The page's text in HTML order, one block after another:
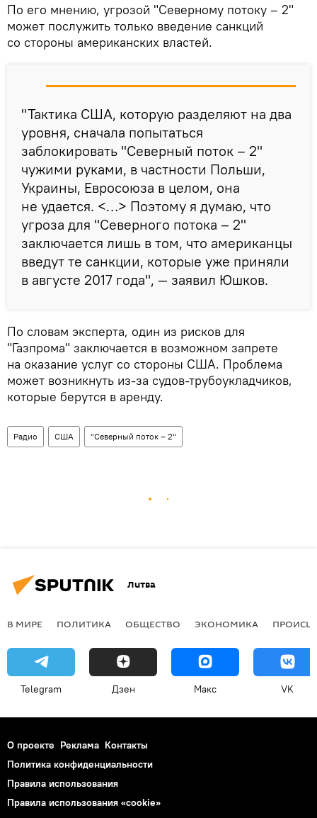
По его мнению, угрозой "Северному потоку – 2"
может послужить только введение санкций
со стороны американских властей.
"Тактика США, которую разделяют на два
уровня, сначала попытаться
заблокировать "Северный поток – 2"
чужими руками, в частности Польши,
Украины, Евросоюза в целом, она
не удается. <…> Поэтому я думаю, что
угроза для "Северного потока – 2"
заключается лишь в том, что американцы
введут те санкции, которые уже приняли
в августе 2017 года", — заявил Юшков.
По словам эксперта, один из рисков для
"Газпрома" заключается в возможном запрете
на оказание услуг со стороны США. Проблема
может возникнуть из-за судов-трубоукладчиков,
которые берутся в аренду.
Радио США "Северный поток – 2"
Литва
В МИРЕ ПОЛИТИКА ОБЩЕСТВО ЭКОНОМИКА
Telegram Дзен Макс VK
О проекте Реклама Контакты
Политика конфиденциальности
Правила использования
Правила использования «cookie»